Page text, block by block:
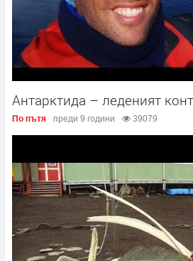
Антарктида – леденият
По пътя преди 9 години 39079